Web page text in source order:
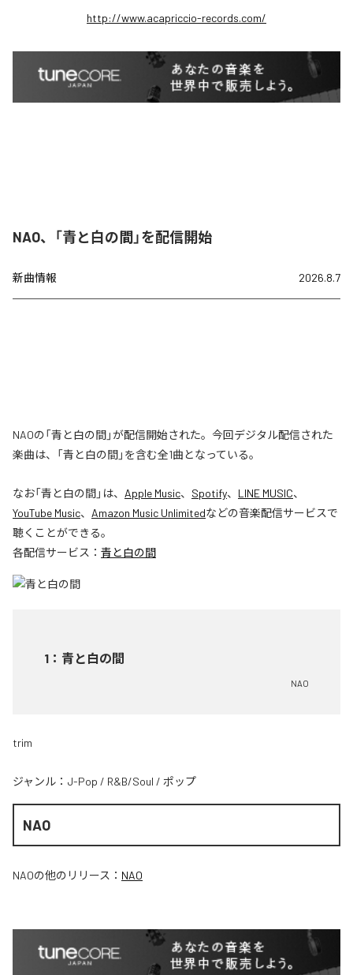
http://www.acapriccio-records.com/
NAO、「青と白の間」を配信開始
新曲情報 2026.8.7
NAOの「青と白の間」が配信開始された。今回デジタル配信された
楽曲は、「青と白の間」を含む全1曲となっている。
なお「青と白の間」は、 Apple Music、 Spotify、 LINE MUSIC、
YouTube Music、 Amazon Music Unlimitedなどの音楽配信サービスで
聴くことができる。
各配信サービス： 青と白の間
1 ： 青と白の間
NAO
trim
ジャンル： J-Pop / R&B/Soul / ポップ
NAO
NAOの他のリリース： NAO